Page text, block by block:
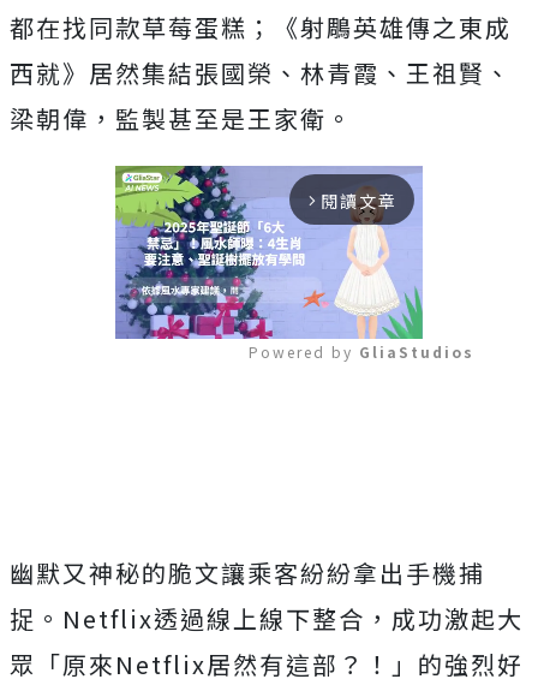
都在找同款草莓蛋糕；《射鵰英雄傳之東成
西就》 居然集結張國榮、林青霞、王祖賢、
梁朝偉，監製甚至是王家衛。
arrow_forward_ios 閱讀文章
Powered by GliaStudios
幽默又神秘的脆文讓乘客紛紛拿出手機捕
捉。 Netflix透過線上線下整合，成功激起大
眾「原來Netflix居然有這部？！」的強烈好